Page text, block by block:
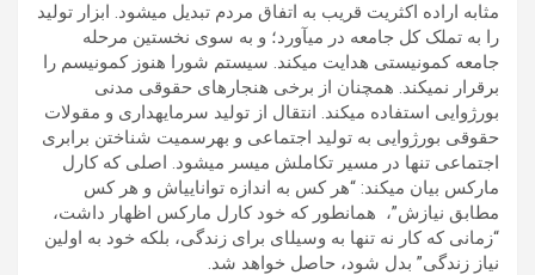
مثابه اراده اکثریت قریب به اتفاق مردم تبدیل می­شود. ابزار تولید
را به تملک کل جامعه در می­آورد؛ و به سوی نخستین مرحله
جامعه کمونیستی هدایت می­کند. سیستم شورا هنوز کمونیسم را
برقرار نمی­کند. هم­چنان از برخی هنجارهای حقوقی مدنی
بورژوایی استفاده می­کند. انتقال از تولید سرمایه­داری و مقولات
حقوقی بورژوایی به تولید اجتماعی و به­رسمیت شناختن برابری
اجتماعی تنها در مسیر تکاملش میسر می­شود. اصلی که کارل
ماركس بیان می­کند: “هر کس به اندازه توانایی­اش و هر کس
مطابق نیازش”، همان­طور كه ​​خود كارل ماركس اظهار داشت،
“زمانی که كار نه تنها به وسیل­ای برای زندگی، بلکه خود به اولین
نیاز زندگی” بدل شود، حاصل خواهد شد.